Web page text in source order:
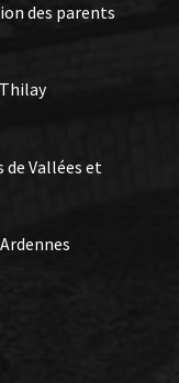
des parents
de Vallées et